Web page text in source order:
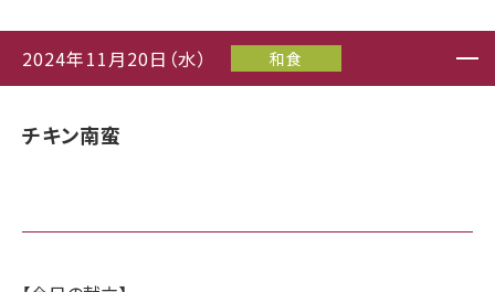
2024年11月20日（水） 和食
チキン南蛮